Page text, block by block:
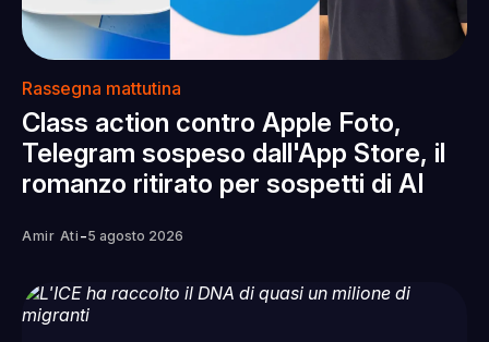
Rassegna mattutina
Class action contro Apple Foto,
Telegram sospeso dall'App Store, il
romanzo ritirato per sospetti di AI
Amir Ati -5 agosto 2026